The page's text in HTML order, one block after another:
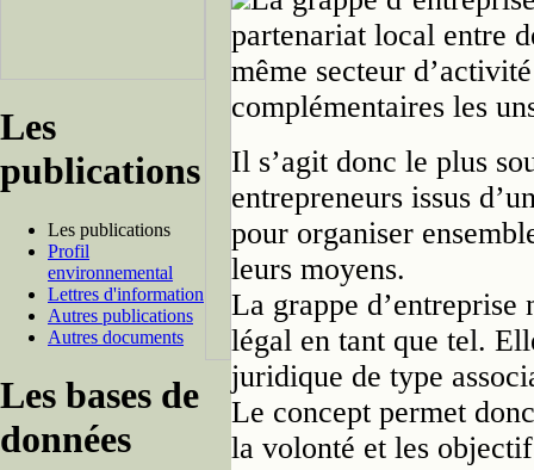
Les
publications
Les publications
Profil
environnemental
Lettres d'information
Autres publications
Autres documents
Les bases de
données
partenariat local entre
même secteur
complémentaires les
Il s’agit donc le plus
entrepreneurs issus
pour organiser
leurs moyens.
La grappe d’entreprise
légal en tant que tel.
juridique de type
Le concept permet
la volonté et les